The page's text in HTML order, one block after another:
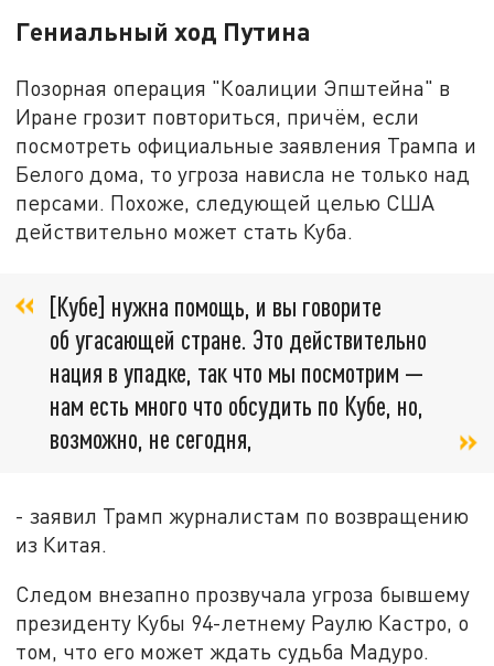
Гениальный ход Путина
Позорная операция "Коалиции Эпштейна" в
Иране грозит повториться, причём, если
посмотреть официальные заявления Трампа и
Белого дома, то угроза нависла не только над
персами. Похоже, следующей целью США
действительно может стать Куба.
[Кубе] нужна помощь, и вы говорите
об угасающей стране. Это действительно
нация в упадке, так что мы посмотрим —
нам есть много что обсудить по Кубе, но,
возможно, не сегодня,
- заявил Трамп журналистам по возвращению
из Китая.
Следом внезапно прозвучала угроза бывшему
президенту Кубы 94-летнему Раулю Кастро, о
том, что его может ждать судьба Мадуро.